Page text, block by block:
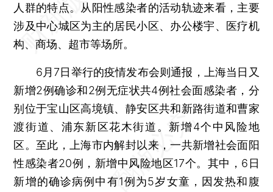
人群的特点。从阳性感染者的活动轨迹来看，主要
涉及中心城区为主的居民小区、办公楼宇、医疗机
构、商场、超市等场所。
6月7日举行的疫情发布会则通报，上海当日又
新增2例确诊和2例无症状共4例社会面感染者，分
别位于宝山区高境镇、静安区共和新路街道和曹家
渡街道、浦东新区花木街道。新增4个中风险地
区。至此，上海市内解封以来，一共新增社会面阳
性感染者20例，新增中风险地区17个。其中，6日
新增的确诊病例中有1例为5岁女童，因发热和腹